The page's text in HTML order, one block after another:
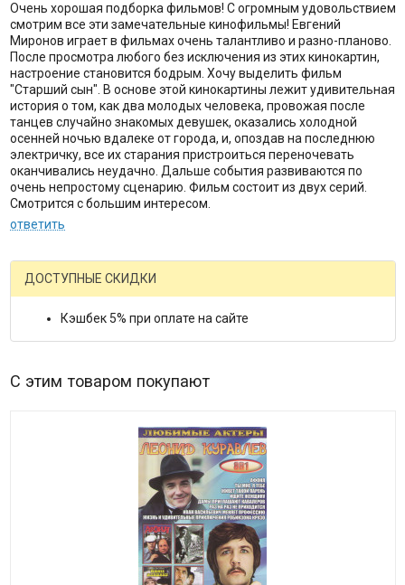
Очень хорошая подборка фильмов! С огромным удовольствием
смотрим все эти замечательные кинофильмы! Евгений
Миронов играет в фильмах очень талантливо и разно-планово.
После просмотра любого без исключения из этих кинокартин,
настроение становится бодрым. Хочу выделить фильм
"Старший сын". В основе этой кинокартины лежит удивительная
история о том, как два молодых человека, провожая после
танцев случайно знакомых девушек, оказались холодной
осенней ночью вдалеке от города, и, опоздав на последнюю
электричку, все их старания пристроиться переночевать
оканчивались неудачно. Дальше события развиваются по
очень непростому сценарию. Фильм состоит из двух серий.
Смотрится с большим интересом.
ответить
ДОСТУПНЫЕ СКИДКИ
Кэшбек 5% при оплате на сайте
С этим товаром покупают